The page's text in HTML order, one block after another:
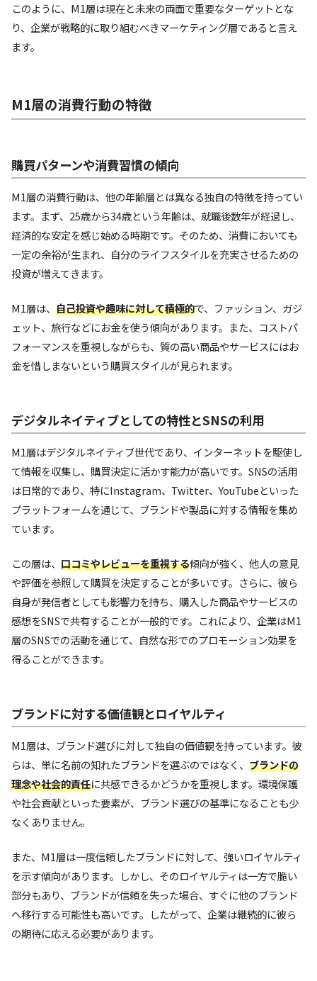
このように、M1層は現在と未来の両面で重要なターゲットとな
り、企業が戦略的に取り組むべきマーケティング層であると言え
ます。
M1層の消費行動の特徴
購買パターンや消費習慣の傾向
M1層の消費行動は、他の年齢層とは異なる独自の特徴を持ってい
ます。まず、25歳から34歳という年齢は、就職後数年が経過し、
経済的な安定を感じ始める時期です。そのため、消費においても
一定の余裕が生まれ、自分のライフスタイルを充実させるための
投資が増えてきます。
M1層は、 自己投資や趣味に対して積極的で、ファッション、ガジ
ェット、旅行などにお金を使う傾向があります。また、コストパ
フォーマンスを重視しながらも、質の高い商品やサービスにはお
金を惜しまないという購買スタイルが見られます。
デジタルネイティブとしての特性とSNSの利用
M1層はデジタルネイティブ世代であり、インターネットを駆使し
て情報を収集し、購買決定に活かす能力が高いです。SNSの活用
は日常的であり、特にInstagram、Twitter、YouTubeといった
プラットフォームを通じて、ブランドや製品に対する情報を集め
ています。
この層は、 口コミやレビューを重視する傾向が強く、他人の意見
や評価を参照して購買を決定することが多いです。さらに、彼ら
自身が発信者としても影響力を持ち、購入した商品やサービスの
感想をSNSで共有することが一般的です。これにより、企業はM1
層のSNSでの活動を通じて、自然な形でのプロモーション効果を
得ることができます。
ブランドに対する価値観とロイヤルティ
M1層は、ブランド選びに対して独自の価値観を持っています。彼
らは、単に名前の知れたブランドを選ぶのではなく、 ブランドの
理念や社会的責任に共感できるかどうかを重視します。環境保護
や社会貢献といった要素が、ブランド選びの基準になることも少
なくありません。
また、M1層は一度信頼したブランドに対して、強いロイヤルティ
を示す傾向があります。しかし、そのロイヤルティは一方で脆い
部分もあり、ブランドが信頼を失った場合、すぐに他のブランド
へ移行する可能性も高いです。したがって、企業は継続的に彼ら
の期待に応える必要があります。